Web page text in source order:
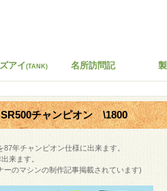
チャンピオン \1800
年チャンピオン仕様に出来ます。
来ます。
のマシンの制作記事掲載されています)
アイ(TANK) 名所訪問記